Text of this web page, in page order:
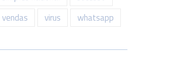
vendas
virus whatsapp